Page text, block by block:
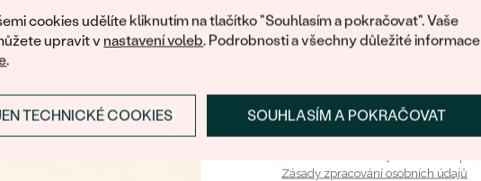
cookies udělíte kliknutím na tlačítko "Souhlasím a pokračovat". Vaše
upravit v nastavení voleb. Podrobnosti a všechny důležité informace
.
SOUHLASÍM A POKRAČOVAT
TECHNICKÉ COOKIES PŘIHLÁSIT SE A ZÍSKAT SLEVU
Zásady zpracování osobních údajů